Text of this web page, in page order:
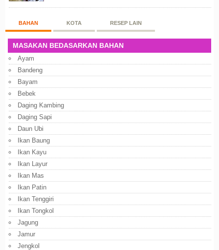
BAHAN KOTA RESEP LAIN
MASAKAN BEDASARKAN BAHAN
Ayam
Bandeng
Bayam
Bebek
Daging Kambing
Daging Sapi
Daun Ubi
Ikan Baung
Ikan Kayu
Ikan Layur
Ikan Mas
Ikan Patin
Ikan Tenggiri
Ikan Tongkol
Jagung
Jamur
Jengkol